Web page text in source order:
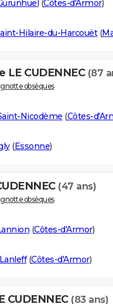
(Côtes-d'Armor)
Hilaire-du-Harcouët(
LE CUDENNEC (87
obsèques
Nicodème (Côtes-
(Essonne)
(47 ans)
obsèques
(Côtes-d'Armor)
Lanleff(Côtes-d'Armor)
CUDENNEC (83 ans)